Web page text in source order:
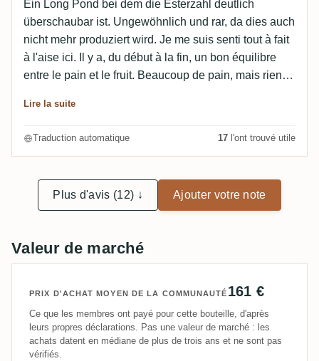
Ein Long Pond bei dem die Esterzahl deutlich
überschaubar ist. Ungewöhnlich und rar, da dies auch
nicht mehr produziert wird. Je me suis senti tout à fait
à l'aise ici. Il y a, du début à la fin, un bon équilibre
entre le pain et le fruit. Beaucoup de pain, mais rien
l'Appleton, les fruits tropicaux s'épanouissent dans la
s'épanouissent dans la partie inférieure. Un bel
old school 😃
Lire la suite
Traduction automatique 17 l'ont trouvé utile
Plus d'avis (12) ↓ Ajouter votre note
Valeur de marché
PRIX D'ACHAT MOYEN DE LA COMMUNAUTÉ 161 €
Ce que les membres ont payé pour cette bouteille, d'après
leurs propres déclarations. Pas une valeur de marché : les
achats datent en médiane de plus de trois ans et ne sont pas
vérifiés.